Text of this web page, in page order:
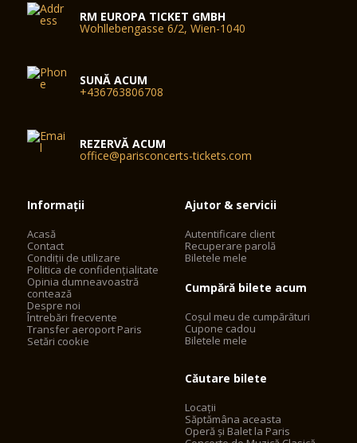
RM EUROPA TICKET GMBH
Wohllebengasse 6/2, Wien-1040
SUNĂ ACUM
+436763806708
REZERVĂ ACUM
office@parisconcerts-tickets.com
Informații
Acasă
Contact
Condiții de utilizare
Politica de confidențialitate
Opinia dumneavoastră
contează
Despre noi
Întrebări frecvente
Transfer aeroport Paris
Setări cookie
Ajutor & servicii
Autentificare client
Recuperare parolă
Biletele mele
Cumpără bilete acum
Coșul meu de cumpărături
Cupone cadou
Biletele mele
Căutare bilete
Locații
Săptămâna aceasta
Operă și Balet la Paris